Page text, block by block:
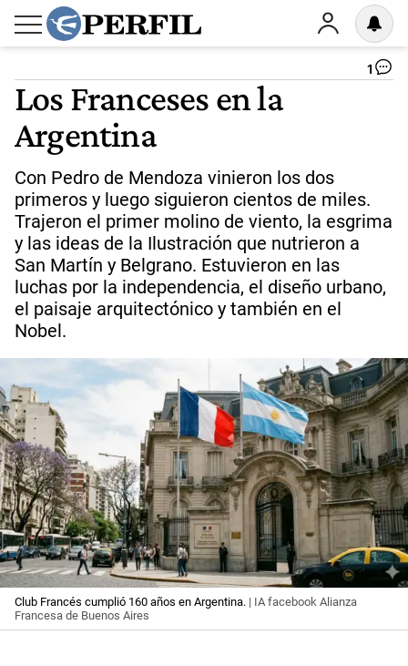
1
Los Franceses en la
Argentina
Con Pedro de Mendoza vinieron los dos
primeros y luego siguieron cientos de miles.
Trajeron el primer molino de viento, la esgrima
y las ideas de la Ilustración que nutrieron a
San Martín y Belgrano. Estuvieron en las
luchas por la independencia, el diseño urbano,
el paisaje arquitectónico y también en el
Nobel.
Club Francés cumplió 160 años en Argentina. | IA facebook Alianza
Francesa de Buenos Aires